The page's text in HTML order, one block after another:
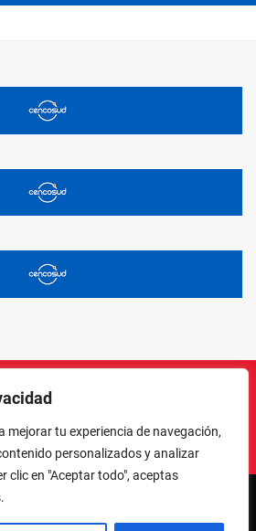
mejorar tu experiencia de navegación,
personalizados y analizar
clic en "Aceptar todo", aceptas
X
LOS DERECHOS RESERVADOS